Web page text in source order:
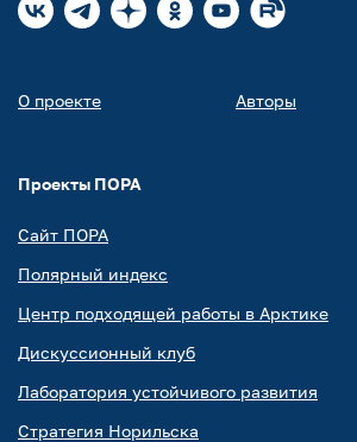
О проекте Авторы
Проекты ПОРА
Сайт ПОРА
Полярный индекс
Центр подходящей работы в Арктике
Дискуссионный клуб
Лаборатория устойчивого развития
Стратегия Норильска